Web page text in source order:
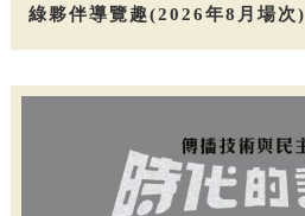
綠夥伴導覽趣(2026年8月場次)